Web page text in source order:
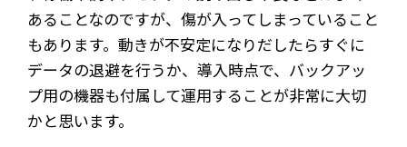
あることなのですが、傷が入ってしまっていること
もあります。動きが不安定になりだしたらすぐに
データの退避を行うか、導入時点で、バックアッ
プ用の機器も付属して運用することが非常に大切
かと思います。